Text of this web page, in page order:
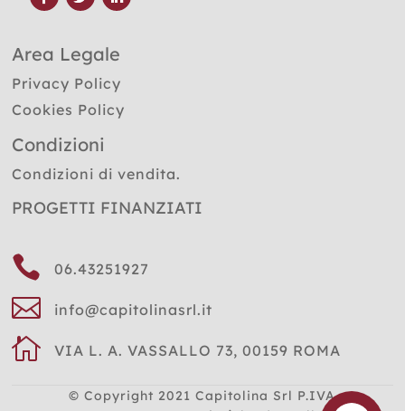
Area Legale
Privacy Policy
Cookies Policy
Condizioni
Condizioni di vendita.
PROGETTI FINANZIATI
 06.43251927
 info@capitolinasrl.it
 VIA L. A. VASSALLO 73, 00159 ROMA
© Copyright 2021Capitolina Srl P.IVA